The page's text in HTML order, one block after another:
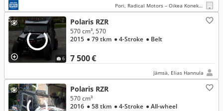
Pori, Radical Motors – Oikea Konekauppa
6
Polaris RZR
7 500 €
570 cm³, 570
2015 ● 79 tkm ● 4-Stroke ● Belt
Jämsä, Elias Hannula
Polaris RZR
570 cm³
2016 ● 58 tkm ● 4-Stroke ● All-wheel